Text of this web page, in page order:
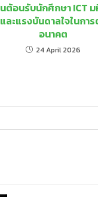
นต้อนรับนักศึกษา ICT
ะแรงบันดาลใจในกา
อนาคต
24 April 2026